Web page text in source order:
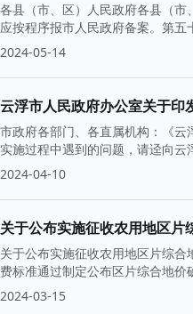
各县（市、区）人民政府各县（
应按程序报市人民政府备案。第
2024-05-14
云浮市人民政府办公室关于印
市政府各部门、各直属机构：《
实施过程中遇到的问题，请迳向
2024-04-10
关于公布实施征收农用地区片
关于公布实施征收农用地区片综
费标准通过制定公布区片综合地
2024-03-15